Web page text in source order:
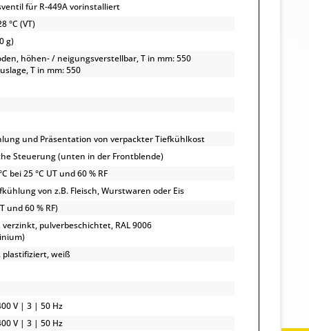
für R-449A vorinstalliert
°C (VT)
g)
höhen- / neigungsverstellbar, T in mm: 550
T in mm: 550
und Präsentation von verpackter Tiefkühlkost
Steuerung (unten in der Frontblende)
bei 25 °C UT und 60 % RF
von z.B. Fleisch, Wurstwaren oder Eis
und 60 % RF)
pulverbeschichtet, RAL 9006
plastifiziert, weiß
V | 3 | 50 Hz
V | 3 | 50 Hz